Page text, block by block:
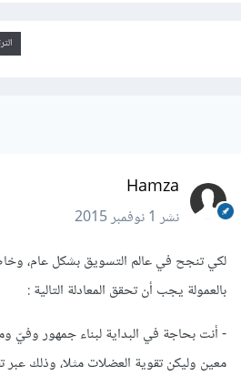
Hamza
نشر1 نوفمبر 2015
لكي تنجح في عالم التسويق بشكل عام،
بالعمولة يجب أن تحقق المعادلة التالية :
- أنت بحاجة في البداية لبناء جمهور وفيّ
معين وليكن تقوية العضلات مثلا، وذلك